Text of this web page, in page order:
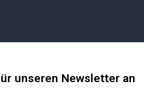
unseren Newsletter an